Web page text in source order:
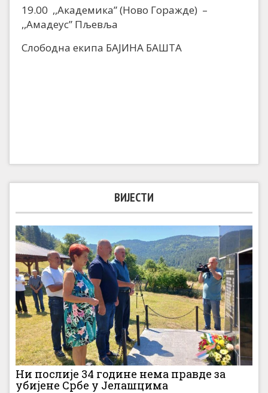
19.00 ,,Академика” (Ново Горажде) –
,,Амадеус” Пљевља
Слободна екипа БАЈИНА БАШТА
ВИЈЕСТИ
Ни послије 34 године нема правде за
убијене Србе у Јелашцима